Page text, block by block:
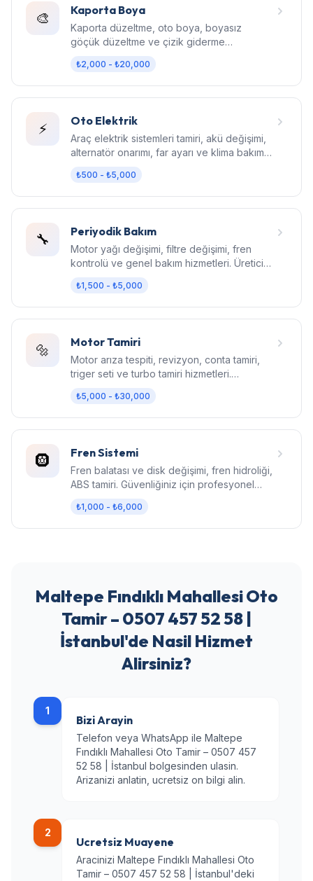
🎨 Kaporta Boya
Kaporta düzeltme, oto boya, boyasız
göçük düzeltme ve çizik giderme
₺2,000 - ₺20,000
⚡ Oto Elektrik
Araç elektrik sistemleri tamiri, akü değişimi,
alternatör onarımı, far ayarı ve klima bakım
₺500 - ₺5,000
🔧 Periyodik Bakım
Motor yağı değişimi, filtre değişimi, fren
kontrolü ve genel bakım hizmetleri. Üretici
₺1,500 - ₺5,000
🔩 Motor Tamiri
Motor arıza tespiti, revizyon, conta tamiri,
triger seti ve turbo tamiri hizmetleri.
₺5,000 - ₺30,000
🛞 Fren Sistemi
Fren balatası ve disk değişimi, fren hidroliği,
ABS tamiri. Güvenliğiniz için profesyonel
₺1,000 - ₺6,000
Maltepe Fındıklı Mahallesi Oto
Tamir – 0507 457 52 58 |
İstanbul'de Nasil Hizmet
Alirsiniz?
1
Bizi Arayin
Telefon veya WhatsApp ile Maltepe
Fındıklı Mahallesi Oto Tamir – 0507 457
52 58 | İstanbul bolgesinden ulasin.
Arizanizi anlatin, ucretsiz on bilgi alin.
2
Ucretsiz Muayene
Aracinizi Maltepe Fındıklı Mahallesi Oto
Tamir – 0507 457 52 58 | İstanbul'deki